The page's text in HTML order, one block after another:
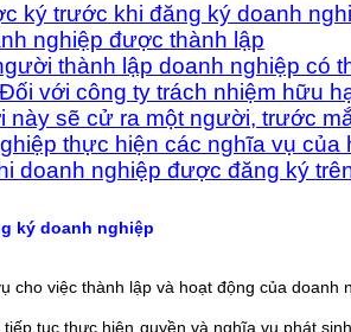
ký trước khi đăng ký doanh
nghiệp được thành lập
thành lập doanh nghiệp có
với công ty trách nhiệm hữu
sẽ cử ra một người, trước
thực hiện các nghĩa vụ của
doanh nghiệp được đăng ký
ký doanh nghiệp
việc thành lập và hoạt động của
tục thực hiện quyền và nghĩa vụ phát